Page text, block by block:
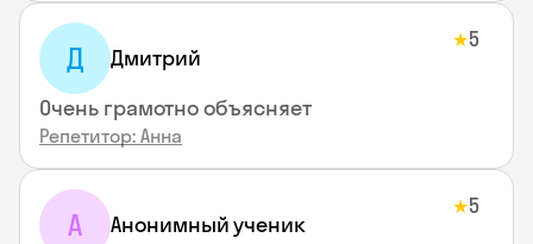
Д Дмитрий
★5
Очень грамотно объясняет
Репетитор: Анна
А Анонимный ученик
★5